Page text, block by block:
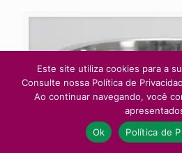
Este site utiliza cookies para a
Consulte nossa Política de
Ao continuar navegando, você
Ok
Política de